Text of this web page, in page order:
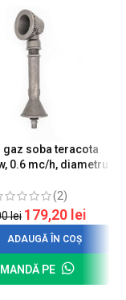
gaz soba teracota
0.6 mc/h, diametru
(2)
lei 179,20 lei
ADAUGĂ ÎN COȘ
PE